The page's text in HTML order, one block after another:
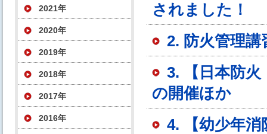
2021年
2020年
2019年
2018年
2017年
2016年
されました！
2. 防火管理
3. 【日本防
の開催ほか
4. 【幼少年